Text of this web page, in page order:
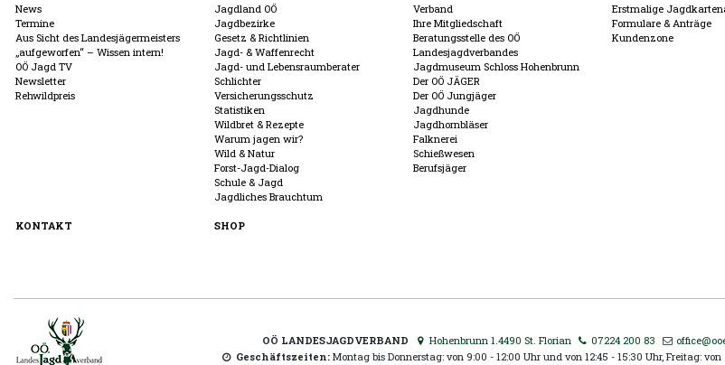
News
Termine
Aus Sicht des Landesjägermeisters
„aufgeworfen“ – Wissen intern!
OÖ Jagd TV
Newsletter
Rehwildpreis
Jagdland OÖ
Jagdbezirke
Gesetz & Richtlinien
Jagd- & Waffenrecht
Jagd- und Lebensraumberater
Schlichter
Versicherungsschutz
Statistiken
Wildbret & Rezepte
Warum jagen wir?
Wild & Natur
Forst-Jagd-Dialog
Schule & Jagd
Jagdliches Brauchtum
Verband
Ihre Mitgliedschaft
Beratungsstelle des OÖ
Landesjagdverbandes
Jagdmuseum Schloss Hohenbrunn
Der OÖ JÄGER
Der OÖ Jungjäger
Jagdhunde
Jagdhornbläser
Falknerei
Schießwesen
Berufsjäger
Erstmalige
Formulare & Anträge
Kundenzone
KONTAKT SHOP
OÖ LANDESJAGDVERBAND Hohenbrunn 1.4490 St. Florian 07224 200 83
Geschäftszeiten:Montag bis Donnerstag: von 9:00 - 12:00 Uhr und von 12:45 - 15:30 Uhr, Freitag: von